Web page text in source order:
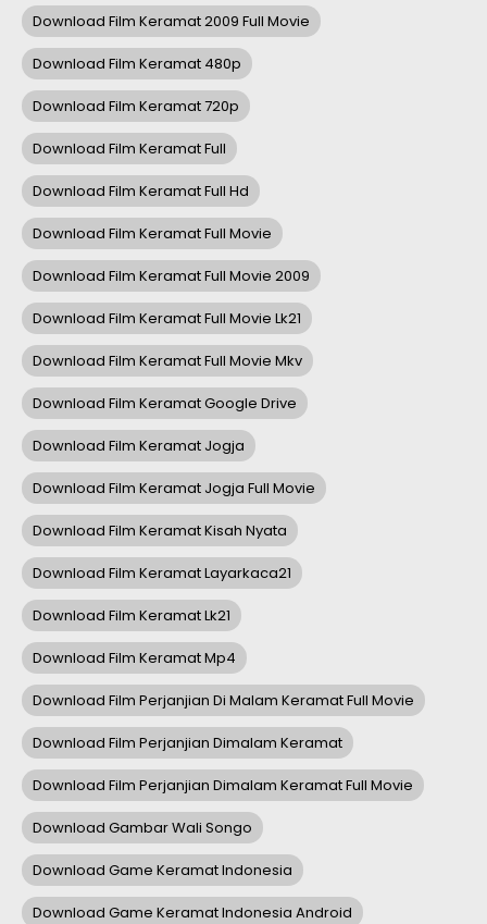
Download Film Keramat 2009 Full Movie
Download Film Keramat 480p
Download Film Keramat 720p
Download Film Keramat Full
Download Film Keramat Full Hd
Download Film Keramat Full Movie
Download Film Keramat Full Movie 2009
Download Film Keramat Full Movie Lk21
Download Film Keramat Full Movie Mkv
Download Film Keramat Google Drive
Download Film Keramat Jogja
Download Film Keramat Jogja Full Movie
Download Film Keramat Kisah Nyata
Download Film Keramat Layarkaca21
Download Film Keramat Lk21
Download Film Keramat Mp4
Download Film Perjanjian Di Malam Keramat Full Movie
Download Film Perjanjian Dimalam Keramat
Download Film Perjanjian Dimalam Keramat Full Movie
Download Gambar Wali Songo
Download Game Keramat Indonesia
Download Game Keramat Indonesia Android